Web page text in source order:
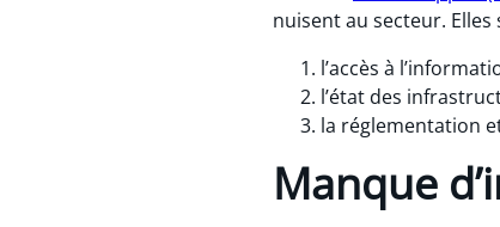
nuisent au secteur.
l’accès à
l’état des
la réglementation
Manque